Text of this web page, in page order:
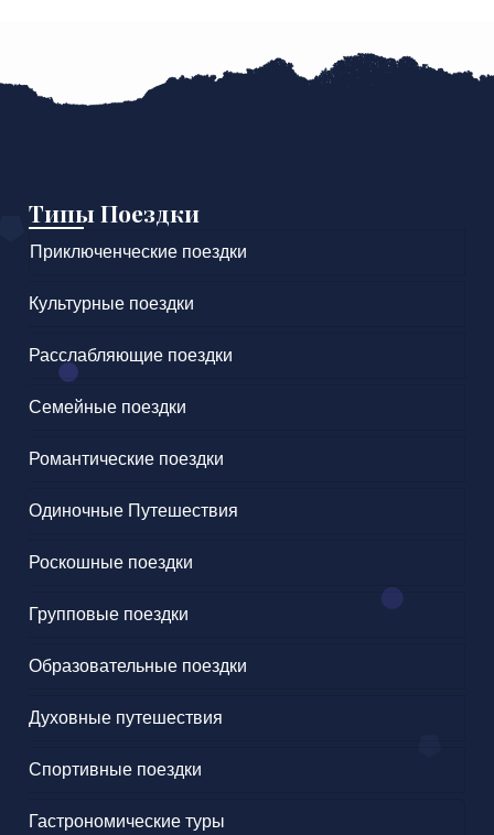
Типы Поездки
Приключенческие поездки
Культурные поездки
Расслабляющие поездки
Семейные поездки
Романтические поездки
Одиночные Путешествия
Роскошные поездки
Групповые поездки
Образовательные поездки
Духовные путешествия
Спортивные поездки
Гастрономические туры